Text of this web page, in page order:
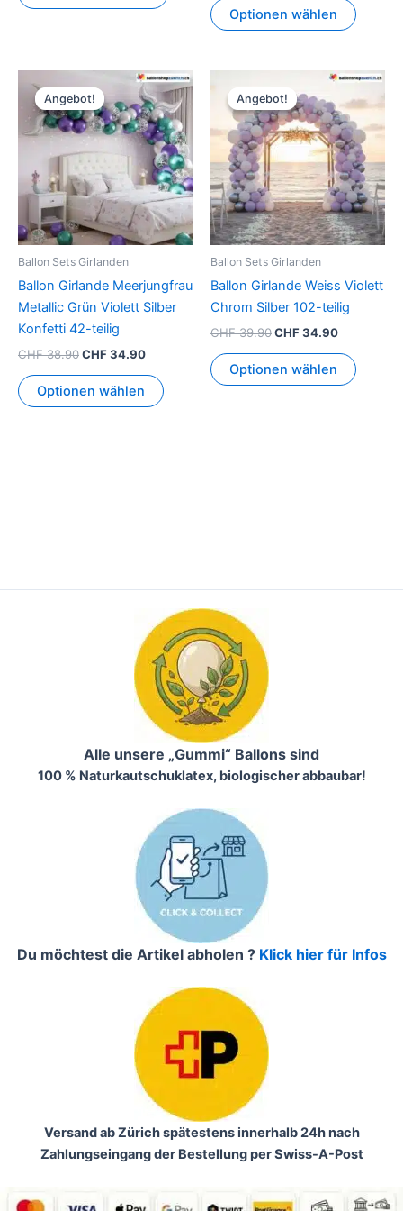
Optionen wählen
Angebot!
Angebot!
Ballon Sets Girlanden
Ballon Girlande Meerjungfrau
Metallic Grün Violett Silber
Konfetti 42-teilig
CHF38.90
Ursprünglicher
Preis
war:
CHF 38.90
CHF34.90
Aktueller
Preis
ist:
CHF 34.90.
Optionen wählen
Angebot!
Angebot!
Ballon Sets Girlanden
Ballon Girlande Weiss Violett
Chrom Silber 102-teilig
CHF39.90
Ursprünglicher
Preis
war:
CHF 39.90
CHF34.90
Aktueller
ist:
CHF
Optionen wählen
Alle unsere „Gummi“ Ballons sind
100 % Naturkautschuklatex, biologischer abbaubar!
Du möchtest die Artikel abholen ? Klick hier für Infos
Versand ab Zürich spätestens innerhalb 24h nach
Zahlungseingang der Bestellung per Swiss-A-Post